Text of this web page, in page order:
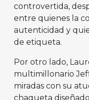
controvertida,
entre quienes la
autenticidad y
de etiqueta.
Por otro lado,
multimillonario
miradas con su
chaqueta